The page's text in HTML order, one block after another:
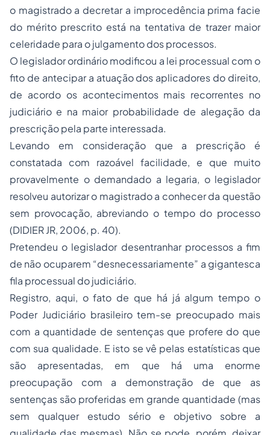
o magistrado a decretar a improcedência prima facie
do mérito prescrito está na tentativa de trazer maior
celeridade para o julgamento dos processos.
O legislador ordinário modificou a lei processual com o
fito de antecipar a atuação dos aplicadores do direito,
de acordo os acontecimentos mais recorrentes no
judiciário e na maior probabilidade de alegação da
prescrição pela parte interessada.
Levando em consideração que a prescrição é
constatada com razoável facilidade, e que muito
provavelmente o demandado a legaria, o legislador
resolveu autorizar o magistrado a conhecer da questão
sem provocação, abreviando o tempo do processo
(DIDIER JR, 2006, p. 40).
Pretendeu o legislador desentranhar processos a fim
de não ocuparem “desnecessariamente” a gigantesca
fila processual do judiciário.
Registro, aqui, o fato de que há já algum tempo o
Poder Judiciário brasileiro tem-se preocupado mais
com a quantidade de sentenças que profere do que
com sua qualidade. E isto se vê pelas estatísticas que
são apresentadas, em que há uma enorme
preocupação com a demonstração de que as
sentenças são proferidas em grande quantidade (mas
sem qualquer estudo sério e objetivo sobre a